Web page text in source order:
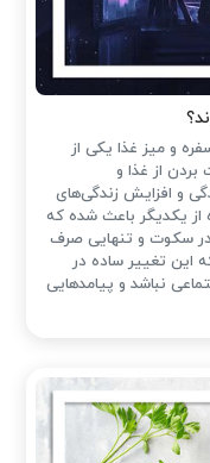
و میز غذا یکی از
از غذا و
و افزایش زندگی‌های
از یکدیگر باعث شده که
در سکوت و تنهایی صرف
این تغییر ساده در
نباشد و پیامدهایی